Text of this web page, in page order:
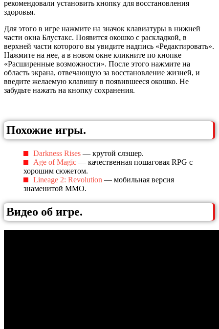
рекомендовали установить кнопку для восстановления
здоровья.
Для этого в игре нажмите на значок клавиатуры в нижней
части окна Блустакс. Появится окошко с раскладкой, в
верхней части которого вы увидите надпись «Редактировать».
Нажмите на нее, а в новом окне кликните по кнопке
«Расширенные возможности». После этого нажмите на
область экрана, отвечающую за восстановление жизней, и
введите желаемую клавишу в появившееся окошко. Не
забудьте нажать на кнопку сохранения.
Похожие игры.
Darkness Rises — крутой слэшер.
Age of Magic — качественная пошаговая RPG с
хорошим сюжетом.
Lineage 2: Revolution — мобильная версия
знаменитой MMO.
Видео об игре.